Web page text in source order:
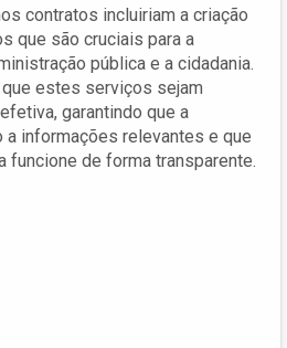
contratos incluiriam a criação
que são cruciais para a
pública e a cidadania.
estes serviços sejam
garantindo que a
a informações relevantes e que
funcione de forma transparente.